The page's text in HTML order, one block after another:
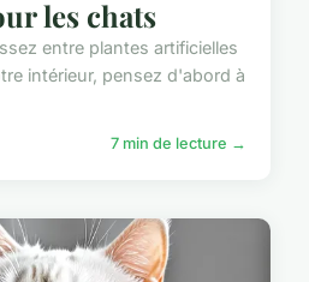
les chats
entre plantes artificielles
intérieur, pensez d'abord à
7 min de lecture →